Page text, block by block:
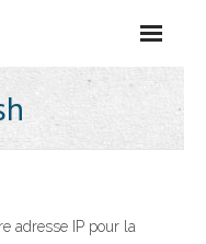
adresse IP pour la